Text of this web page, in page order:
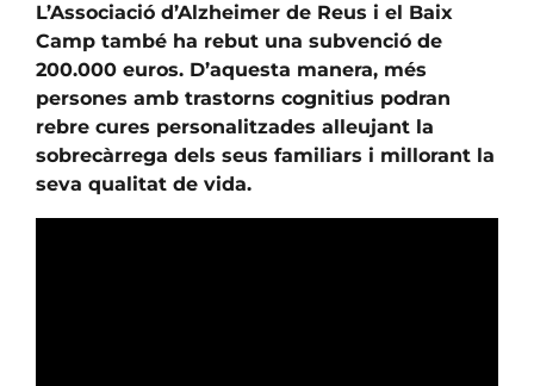
L’Associació d’Alzheimer de Reus i el Baix
Camp també ha rebut una subvenció de
200.000 euros. D’aquesta manera, més
persones amb trastorns cognitius podran
rebre cures personalitzades alleujant la
sobrecàrrega dels seus familiars i millorant la
seva qualitat de vida.